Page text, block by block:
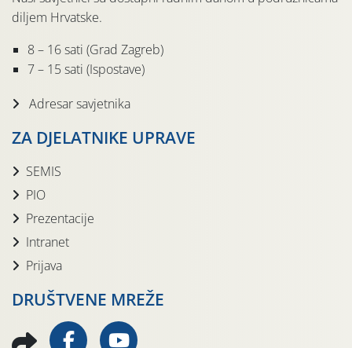
diljem Hrvatske.
8 – 16 sati (Grad Zagreb)
7 – 15 sati (Ispostave)
Adresar savjetnika
ZA DJELATNIKE UPRAVE
SEMIS
PIO
Prezentacije
Intranet
Prijava
DRUŠTVENE MREŽE